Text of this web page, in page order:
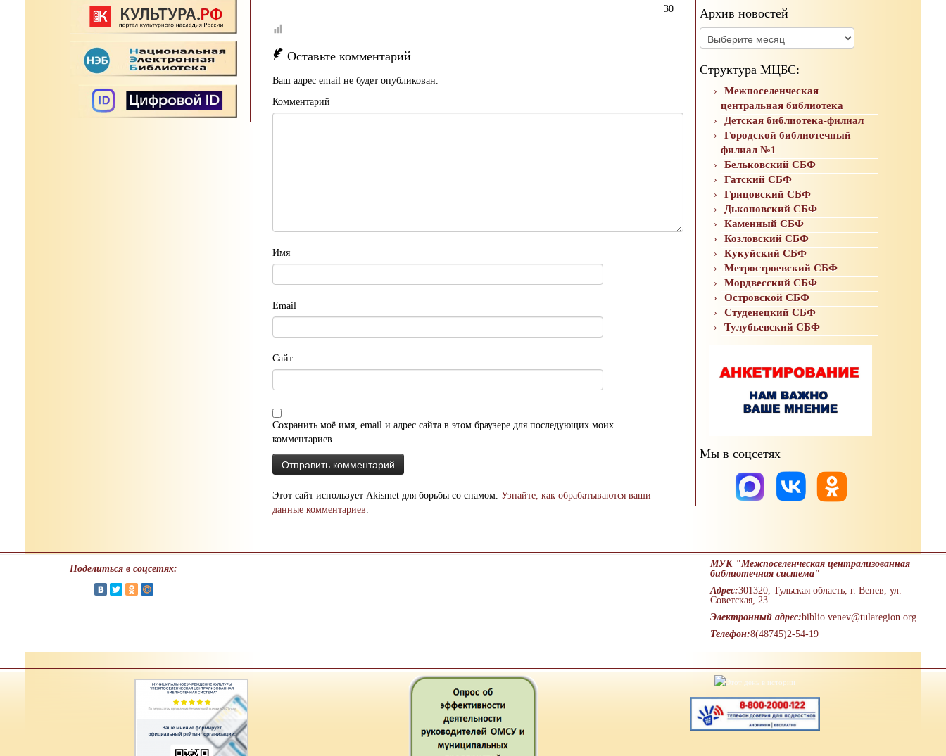
30
Оставьте комментарий
Ваш адрес email не будет опубликован.
Комментарий
Имя
Email
Сайт
Сохранить моё имя, email и адрес сайта в этом браузере для последующих моих
комментариев.
Этот сайт использует Akismet для борьбы со спамом. Узнайте, как обрабатываются ваши
данные комментариев.
Архив новостей
Архив
новостей
Структура МЦБС:
Межпоселенческая
центральная библиотека
Детская библиотека-филиал
Городской библиотечный
филиал №1
Бельковский СБФ
Гатский СБФ
Грицовский СБФ
Дьконовский СБФ
Каменный СБФ
Козловский СБФ
Кукуйский СБФ
Метростроевский СБФ
Мордвесский СБФ
Островской СБФ
Студенецкий СБФ
Тулубьевский СБФ
Мы в соцсетях
Поделиться в соцсетях:
МУК "Межпоселенческая централизованная
библиотечная система"
Адрес:301320, Тульская область, г. Венев, ул.
Советская, 23
Электронный адрес:biblio.venev@tularegion.org
Телефон:8(48745)2-54-19